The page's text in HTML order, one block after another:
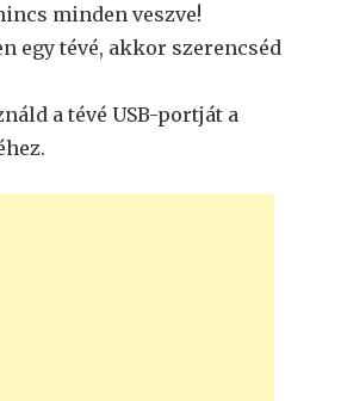
minden veszve!
egy tévé, akkor szerencséd
a tévé USB-portját a